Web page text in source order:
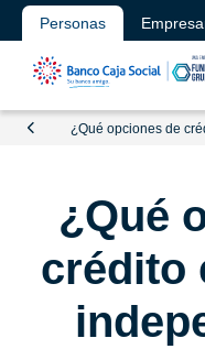
Personas
¿Qué opciones de
¿Qué
crédito